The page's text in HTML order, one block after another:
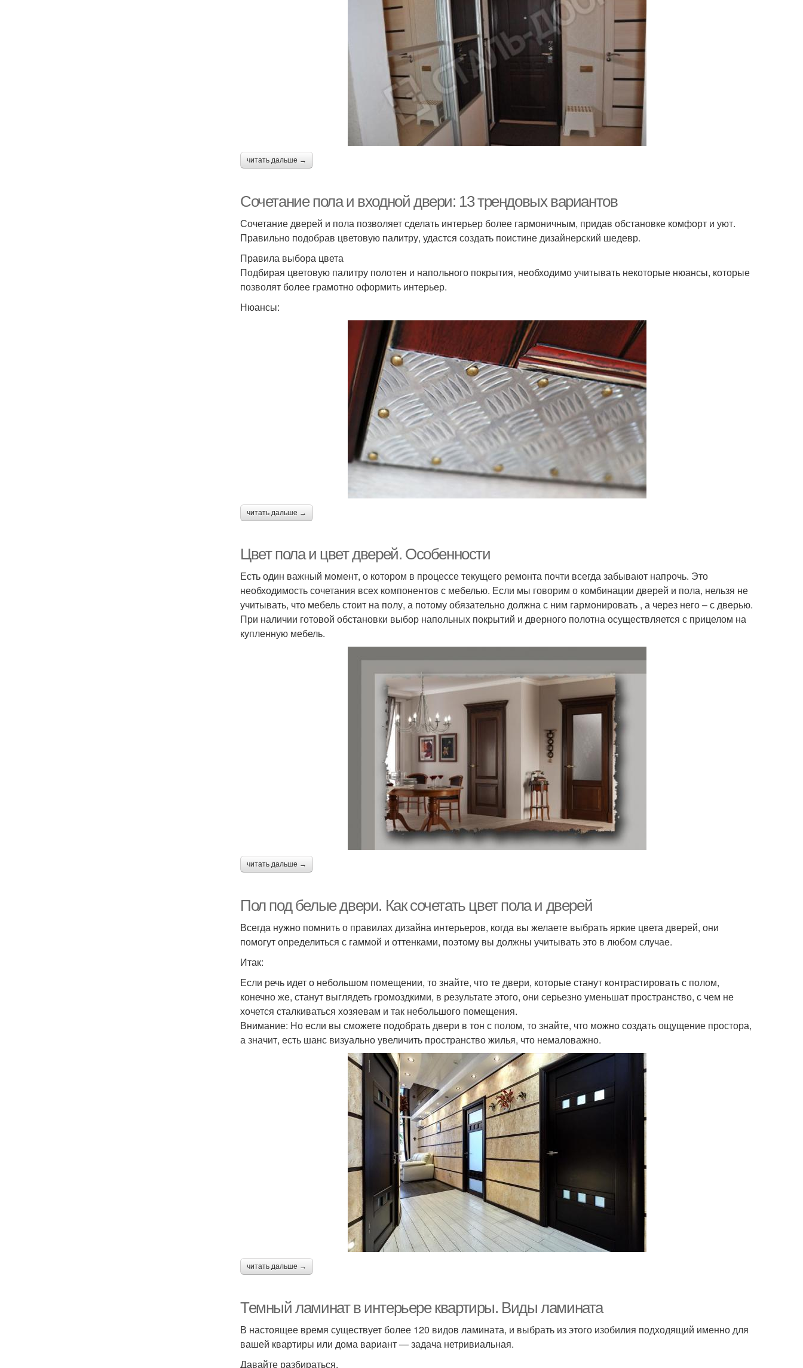
читать дальше →
Сочетание пола и входной двери: 13 трендовых вариантов
Сочетание дверей и пола позволяет сделать интерьер более гармоничным, придав обстановке комфорт и уют.
Правильно подобрав цветовую палитру, удастся создать поистине дизайнерский шедевр.
Правила выбора цвета
Подбирая цветовую палитру полотен и напольного покрытия, необходимо учитывать некоторые нюансы, которые
позволят более грамотно оформить интерьер.
Нюансы:
читать дальше →
Цвет пола и цвет дверей. Особенности
Есть один важный момент, о котором в процессе текущего ремонта почти всегда забывают напрочь. Это
необходимость сочетания всех компонентов с мебелью. Если мы говорим о комбинации дверей и пола, нельзя не
учитывать, что мебель стоит на полу, а потому обязательно должна с ним гармонировать , а через него – с дверью.
При наличии готовой обстановки выбор напольных покрытий и дверного полотна осуществляется с прицелом на
купленную мебель.
читать дальше →
Пол под белые двери. Как сочетать цвет пола и дверей
Всегда нужно помнить о правилах дизайна интерьеров, когда вы желаете выбрать яркие цвета дверей, они
помогут определиться с гаммой и оттенками, поэтому вы должны учитывать это в любом случае.
Итак:
Если речь идет о небольшом помещении, то знайте, что те двери, которые станут контрастировать с полом,
конечно же, станут выглядеть громоздкими, в результате этого, они серьезно уменьшат пространство, с чем не
хочется сталкиваться хозяевам и так небольшого помещения.
Внимание: Но если вы сможете подобрать двери в тон с полом, то знайте, что можно создать ощущение простора,
а значит, есть шанс визуально увеличить пространство жилья, что немаловажно.
читать дальше →
Темный ламинат в интерьере квартиры. Виды ламината
В настоящее время существует более 120 видов ламината, и выбрать из этого изобилия подходящий именно для
вашей квартиры или дома вариант — задача нетривиальная.
Давайте разбираться.